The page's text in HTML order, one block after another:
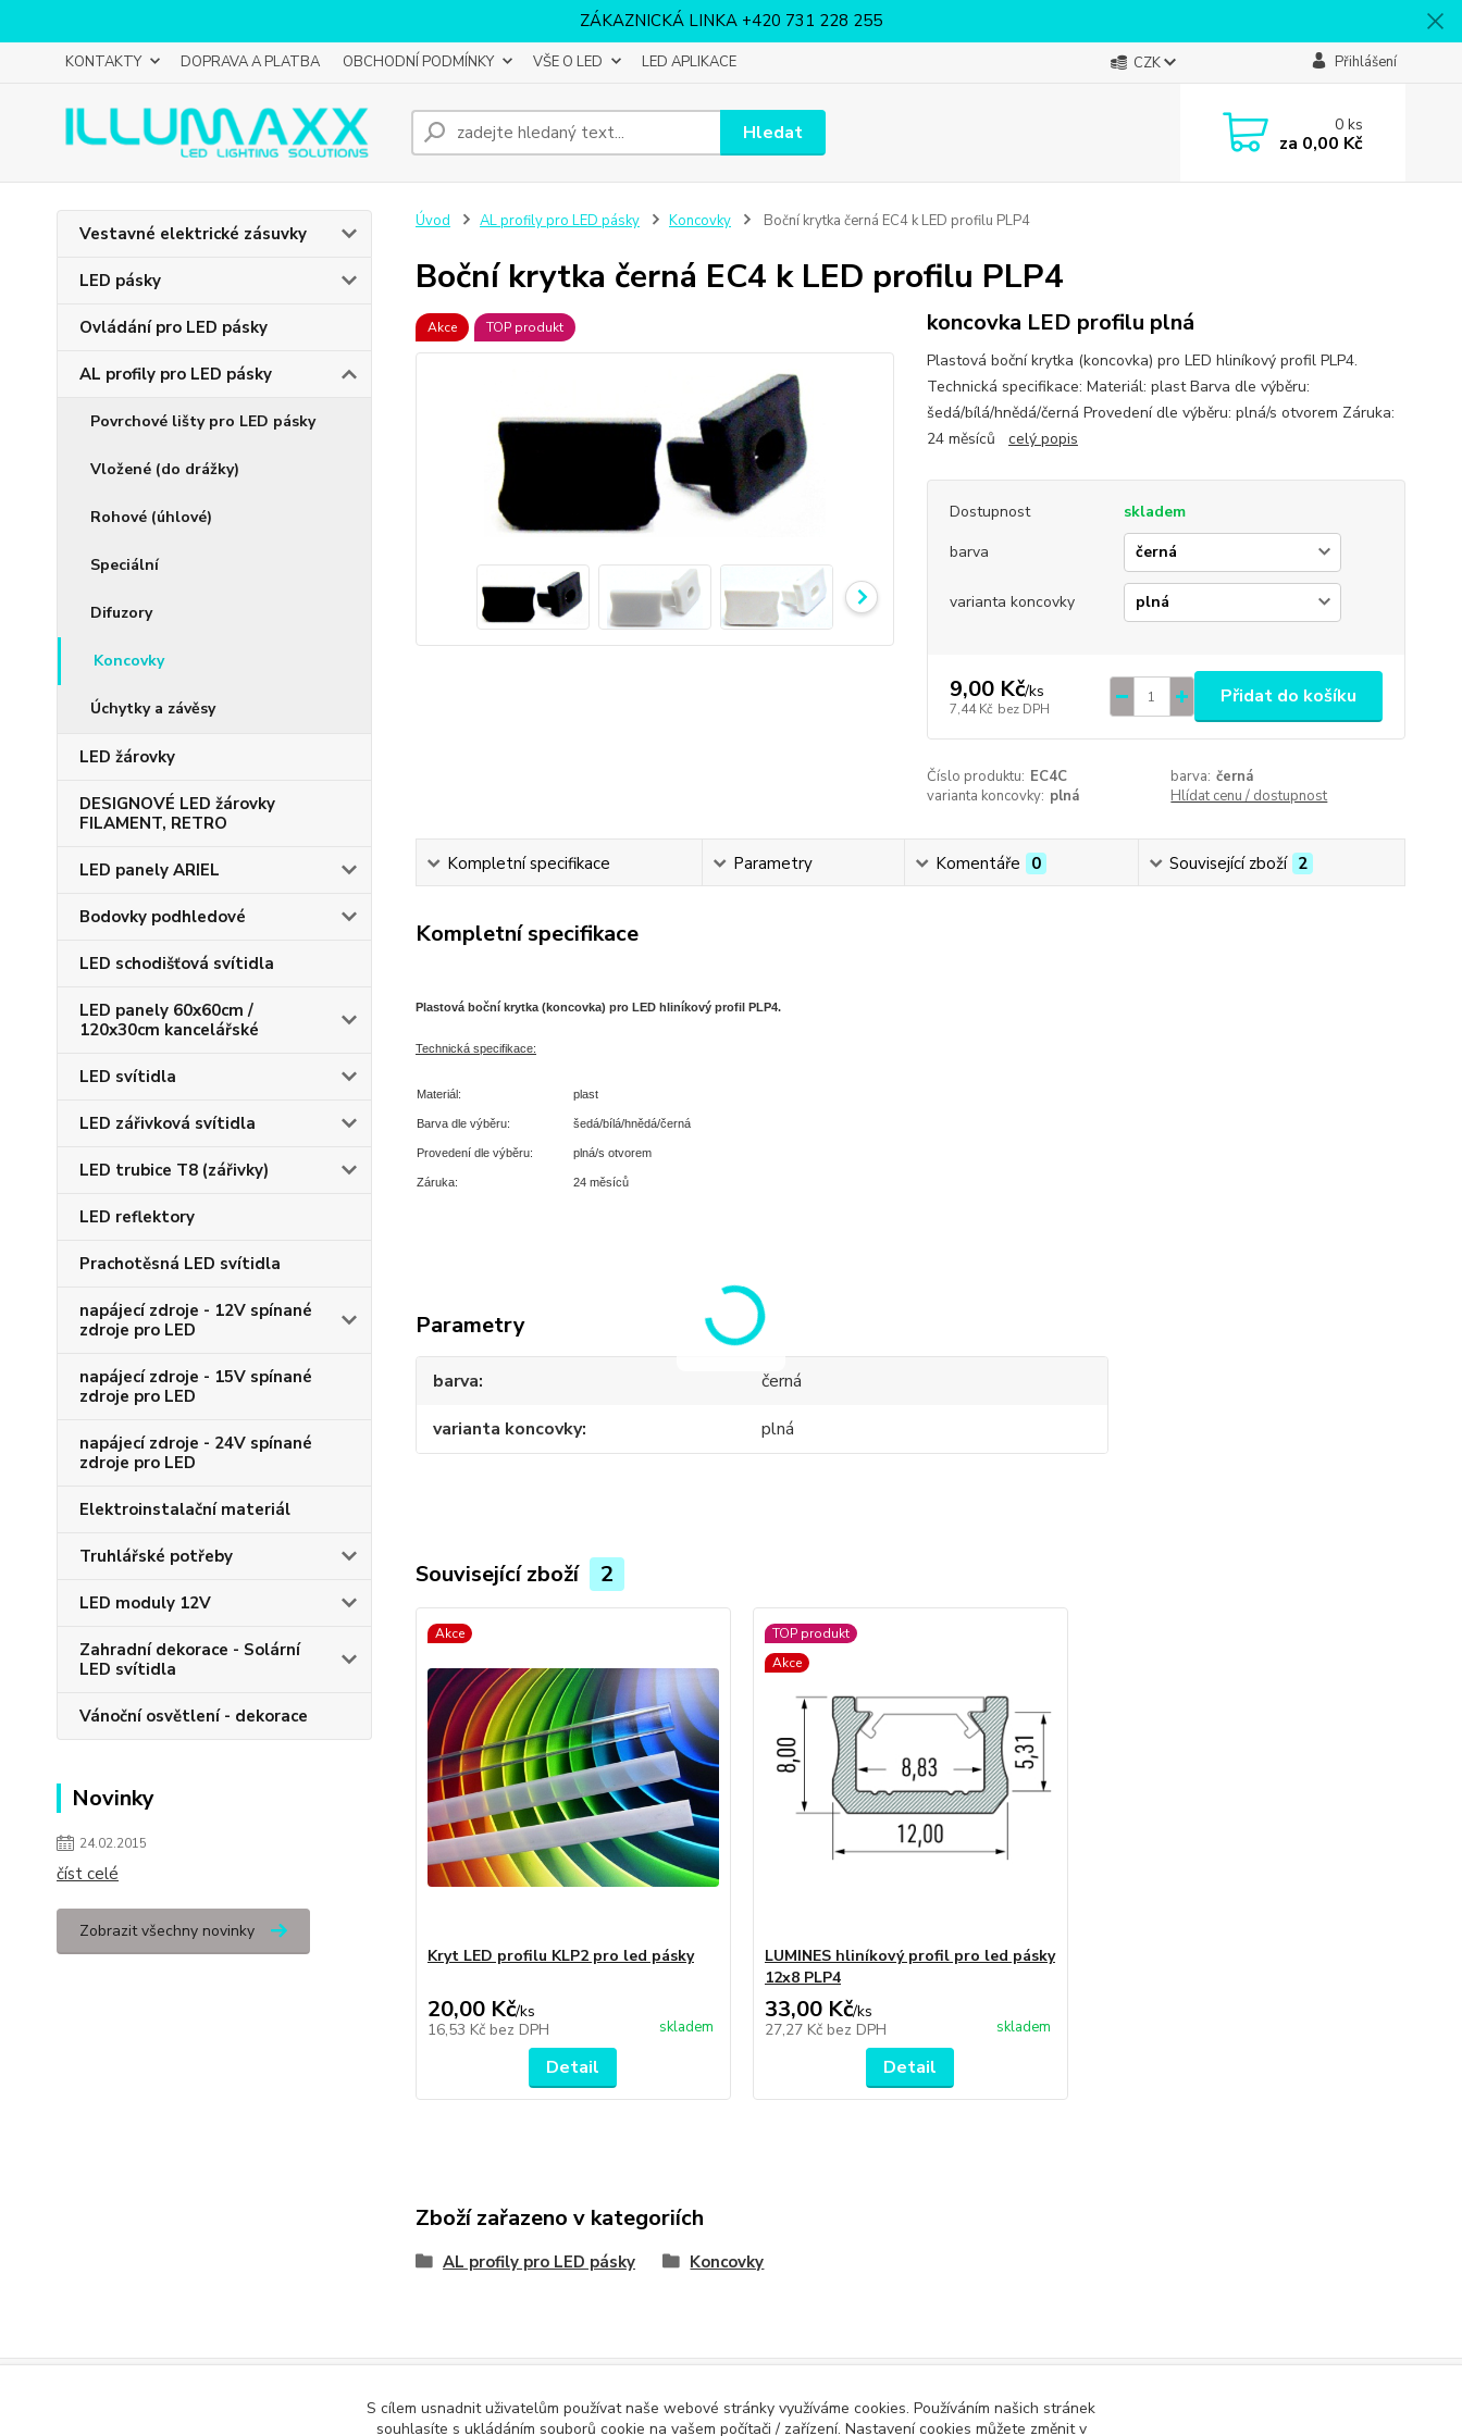
ZÁKAZNICKÁ LINKA +420 731 228 255
KONTAKTY DOPRAVA A PLATBA OBCHODNÍ PODMÍNKY VŠE O LED LED APLIKACE CZK Přihlášení
Hledat 0ks
za 0,00 Kč
Vestavné elektrické zásuvky
LED pásky
Ovládání pro LED pásky
AL profily pro LED pásky
Povrchové lišty pro LED pásky
Vložené (do drážky)
Rohové (úhlové)
Speciální
Difuzory
Koncovky
Úchytky a závěsy
LED žárovky
DESIGNOVÉ LED žárovky
FILAMENT, RETRO
LED panely ARIEL
Bodovky podhledové
LED schodišťová svítidla
LED panely 60x60cm /
120x30cm kancelářské
LED svítidla
LED zářivková svítidla
LED trubice T8 (zářivky)
LED reflektory
Prachotěsná LED svítidla
napájecí zdroje - 12V spínané
zdroje pro LED
napájecí zdroje - 15V spínané
zdroje pro LED
napájecí zdroje - 24V spínané
zdroje pro LED
Elektroinstalační materiál
Truhlářské potřeby
LED moduly 12V
Zahradní dekorace - Solární
LED svítidla
Vánoční osvětlení - dekorace
Novinky
24.02.2015
číst celé
Zobrazit všechny novinky
Úvod AL profily pro LED pásky Koncovky Boční krytka černá EC4 k LED profilu PLP4
Boční krytka černá EC4 k LED profilu PLP4
Akce TOP produkt koncovka LED profilu plná
Plastová boční krytka (koncovka) pro LED hliníkový profil PLP4.
Technická specifikace: Materiál: plast Barva dle výběru:
šedá/bílá/hnědá/černá Provedení dle výběru: plná/s otvorem Záruka:
24 měsíců celý popis
Dostupnost
skladem
barva
varianta koncovky
9,00 Kč/ks
7,44 Kč bez DPH
Přidat do košíku
Číslo produktu: EC4C barva: černá
varianta koncovky: plná Hlídat cenu / dostupnost
Kompletní specifikace Parametry Komentáře 0 Související zboží 2
Kompletní specifikace
Plastová boční krytka (koncovka) pro LED hliníkový profil PLP4.
Technická specifikace:
Materiál: plast
Barva dle výběru: šedá/bílá/hnědá/černá
Provedení dle výběru: plná/s otvorem
Záruka: 24 měsíců
Parametry
barva
černá
varianta koncovky
plná
Související zboží 2
Akce
Kryt LED profilu KLP2 pro led pásky
20,00 Kč/ks
16,53 Kč bez DPH skladem
Detail
TOP produkt
Akce
LUMINES hliníkový profil pro led pásky
12x8 PLP4
33,00 Kč/ks
27,27 Kč bez DPH skladem
Detail
Zboží zařazeno v kategoriích
AL profily pro LED pásky Koncovky
Podle zákona o evidenci tržeb je prodávající povinen vystavit kupujícímu účtenku. Zároveň je povinen zaevidovat přijatou tržbu u správce daně online; v případě technického výpadku pak nejpozději do 48 hodin
S cílem usnadnit uživatelům používat naše webové stránky využíváme cookies. Používáním našich stránek
souhlasíte s ukládáním souborů cookie na vašem počítači / zařízení. Nastavení cookies můžete změnit v